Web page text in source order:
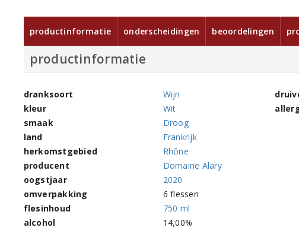
productinformatie onderscheidingen beoordelingen
productinformatie
dranksoort
Wijn
kleur
Wit
smaak
Droog
land
Frankrijk
herkomstgebied
Rhône
producent
Domaine Alary
oogstjaar
2020
omverpakking
6 flessen
flesinhoud
750 ml
alcohol
14,00%